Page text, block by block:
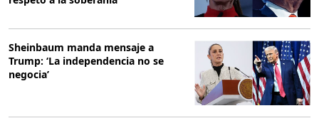
Sheinbaum manda mensaje a
Trump: ‘La independencia no se
negocia’